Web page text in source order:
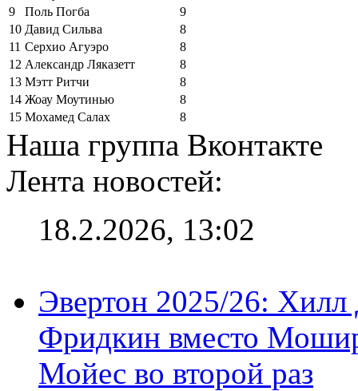
9
Поль Погба
9
10 Давид Сильва
8
11 Серхио Агуэро
8
12 Александр Ляказетт
8
13 Мэтт Ритчи
8
14 Жоау Моутинью
8
15 Мохамед Салах 8
Наша группа Вконтакте
Лента новостей:
18.2.2026, 13:02
Эвертон 2025/26:
Фридкин вместо
Мойес во второй раз